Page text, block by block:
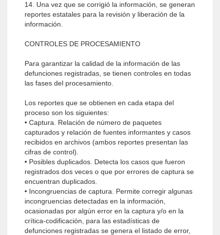
14. Una vez que se corrigió la información, se generan
reportes estatales para la revisión y liberación de la
información.
CONTROLES DE PROCESAMIENTO
Para garantizar la calidad de la información de las
defunciones registradas, se tienen controles en todas
las fases del procesamiento.
Los reportes que se obtienen en cada etapa del
proceso son los siguientes:
• Captura. Relación de número de paquetes
capturados y relación de fuentes informantes y casos
recibidos en archivos (ambos reportes presentan las
cifras de control).
• Posibles duplicados. Detecta los casos que fueron
registrados dos veces o que por errores de captura se
encuentran duplicados.
• Incongruencias de captura. Permite corregir algunas
incongruencias detectadas en la información,
ocasionadas por algún error en la captura y/o en la
crítica-codificación, para las estadísticas de
defunciones registradas se genera el listado de error,